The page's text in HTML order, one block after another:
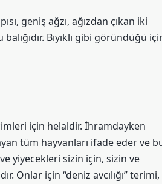
geniş ağzı, ağızdan çıkan iki
Bıyıklı gibi göründüğü
için helaldir. İhramdayken
tüm hayvanları ifade eder ve
yiyecekleri sizin için, sizin ve
Onlar için “deniz avcılığı” terimi,